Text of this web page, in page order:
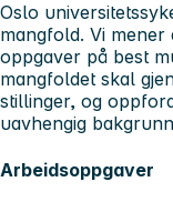
Oslo
mangfold. Vi
oppgaver på best
mangfoldet skal
stillinger, og
uavhengig
Arbeidsoppgaver